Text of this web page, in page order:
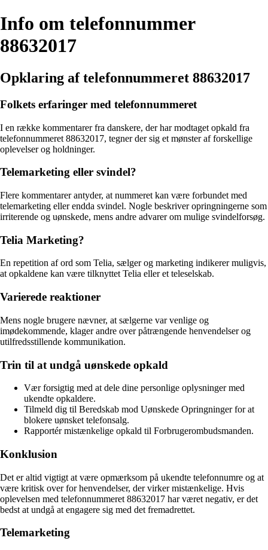
Info om telefonnummer
88632017
Opklaring af telefonnummeret 88632017
Folkets erfaringer med telefonnummeret
I en række kommentarer fra danskere, der har modtaget opkald fra
telefonnummeret 88632017, tegner der sig et mønster af forskellige
oplevelser og holdninger.
Telemarketing eller svindel?
Flere kommentarer antyder, at nummeret kan være forbundet med
telemarketing eller endda svindel. Nogle beskriver opringningerne som
irriterende og uønskede, mens andre advarer om mulige svindelforsøg.
Telia Marketing?
En repetition af ord som Telia, sælger og marketing indikerer muligvis,
at opkaldene kan være tilknyttet Telia eller et teleselskab.
Varierede reaktioner
Mens nogle brugere nævner, at sælgerne var venlige og
imødekommende, klager andre over påtrængende henvendelser og
utilfredsstillende kommunikation.
Trin til at undgå uønskede opkald
Vær forsigtig med at dele dine personlige oplysninger med
ukendte opkaldere.
Tilmeld dig til Beredskab mod Uønskede Opringninger for at
blokere uønsket telefonsalg.
Rapportér mistænkelige opkald til Forbrugerombudsmanden.
Konklusion
Det er altid vigtigt at være opmærksom på ukendte telefonnumre og at
være kritisk over for henvendelser, der virker mistænkelige. Hvis
oplevelsen med telefonnummeret 88632017 har været negativ, er det
bedst at undgå at engagere sig med det fremadrettet.
Telemarketing